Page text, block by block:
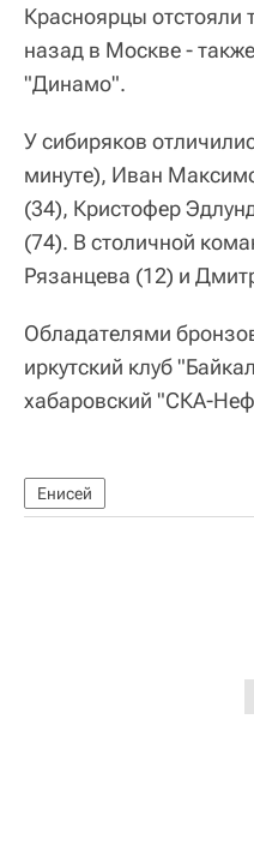
Красноярцы отстояли
назад в Москве -
"Динамо".
У сибиряков
минуте), Иван
(34), Кристофер
(74). В столичной
Рязанцева (12) и
Обладателями
иркутский клуб
хабаровский "СКА-
Енисей